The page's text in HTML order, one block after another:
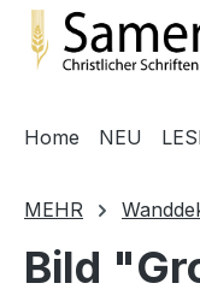
Hauptinhalt
Zur Suche springen
Zur
Home NEU
MEHR
Bild